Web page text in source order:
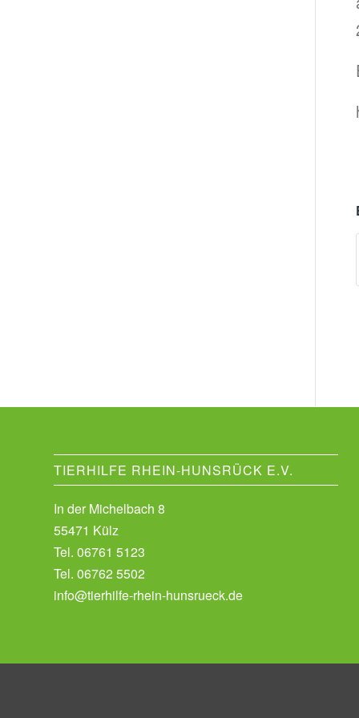
TIERHILFE RHEIN-HUNSRÜCK E.V.
In der Michelbach 8
55471 Külz
Tel. 06761 5123
Tel. 06762 5502
info@tierhilfe-rhein-hunsrueck.de